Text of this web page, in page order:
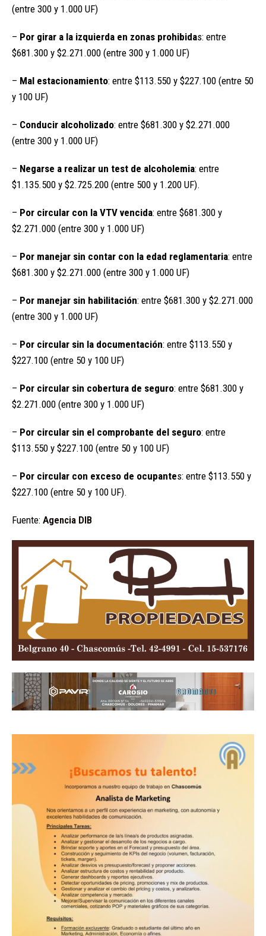
(entre 300 y 1.000 UF)
– Por girar a la izquierda en zonas prohibidas: entre
$681.300 y $2.271.000 (entre 300 y 1.000 UF)
– Mal estacionamiento: entre $113.550 y $227.100 (entre 50
y 100 UF)
– Conducir alcoholizado: entre $681.300 y $2.271.000
(entre 300 y 1.000 UF)
– Negarse a realizar un test de alcoholemia: entre
$1.135.500 y $2.725.200 (entre 500 y 1.200 UF).
– Por circular con la VTV vencida: entre $681.300 y
$2.271.000 (entre 300 y 1.000 UF)
– Por manejar sin contar con la edad reglamentaria: entre
$681.300 y $2.271.000 (entre 300 y 1.000 UF)
– Por manejar sin habilitación: entre $681.300 y $2.271.000
(entre 300 y 1.000 UF)
– Por circular sin la documentación: entre $113.550 y
$227.100 (entre 50 y 100 UF)
– Por circular sin cobertura de seguro: entre $681.300 y
$2.271.000 (entre 300 y 1.000 UF)
– Por circular sin el comprobante del seguro: entre
$113.550 y $227.100 (entre 50 y 100 UF)
– Por circular con exceso de ocupantes: entre $113.550 y
$227.100 (entre 50 y 100 UF).
Fuente: Agencia DIB